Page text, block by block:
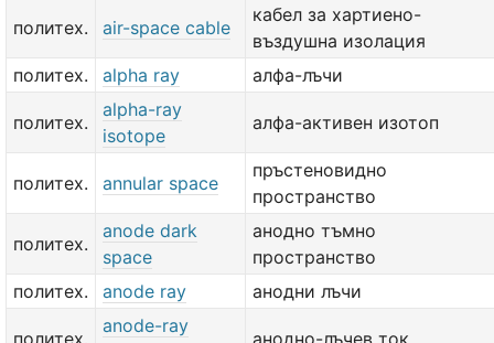
политех. air-space cable
кабел за хартиено-
въздушна изолация
политех.
alpha ray алфа-лъчи
политех.
alpha-ray
isotope
алфа-активен изотоп
политех. annular space
пръстеновидно
пространство
политех.
anode dark
space
анодно тъмно
пространство
политех.
anode ray анодни лъчи
политех.
anode-ray
анодно-лъчев ток